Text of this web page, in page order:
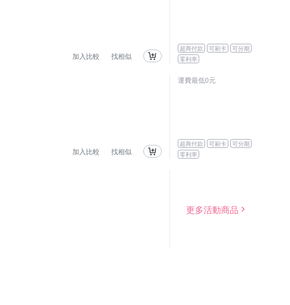
加入比較 找相似
超商付款 可刷卡
可分期
零利率
加入比較 找相似
運費最低0元
超商付款 可刷卡
可分期
零利率
更多活動商品